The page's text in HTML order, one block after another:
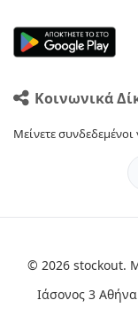
Κοινωνικά
Μείνετε συνδεδεμένοι
© 2026 stockout.
Ιάσονος 3